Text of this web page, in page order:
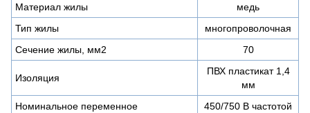
Материал жилы
медь
Тип жилы
многопроволочная
Сечение жилы, мм2
70
Изоляция
ПВХ пластикат 1,4
мм
Номинальное переменное
450/750 В частотой